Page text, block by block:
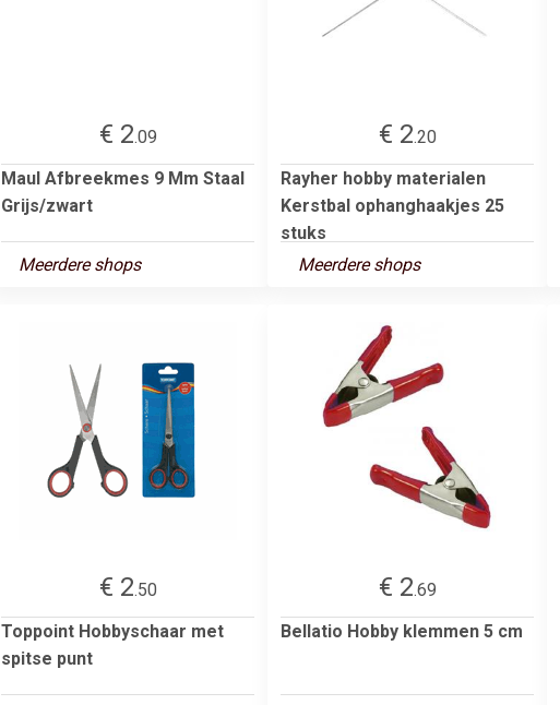
€ 2.09
Maul Afbreekmes 9 Mm Staal
Grijs/zwart
Meerdere shops
€ 2.20
Rayher hobby materialen
Kerstbal ophanghaakjes 25
stuks
Meerdere shops
€ 2.50
Toppoint Hobbyschaar met
spitse punt
€ 2.69
Bellatio Hobby klemmen 5 cm